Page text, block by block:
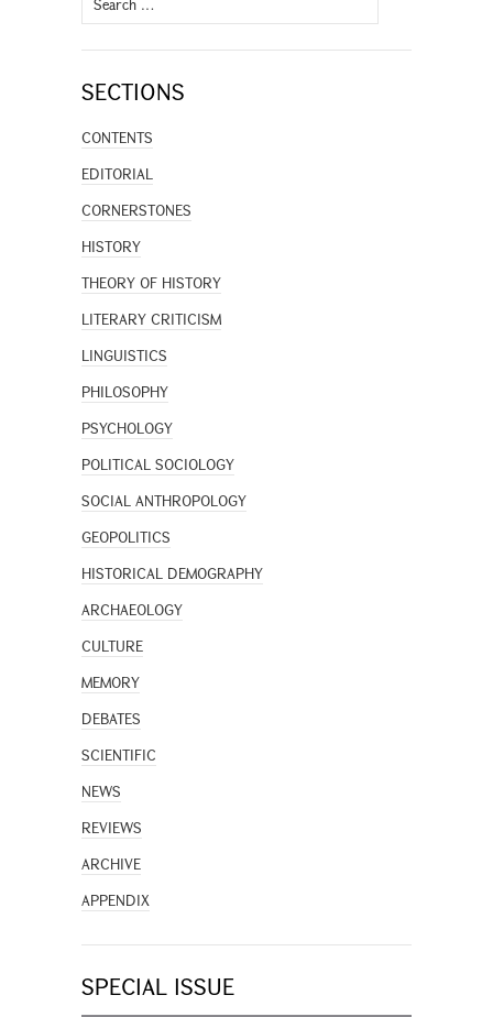
for:
SECTIONS
CONTENTS
EDITORIAL
CORNERSTONES
HISTORY
THEORY OF HISTORY
LITERARY CRITICISM
LINGUISTICS
PHILOSOPHY
PSYCHOLOGY
POLITICAL SOCIOLOGY
SOCIAL ANTHROPOLOGY
GEOPOLITICS
HISTORICAL DEMOGRAPHY
ARCHAEOLOGY
CULTURE
MEMORY
DEBATES
SCIENTIFIC
NEWS
REVIEWS
ARCHIVE
APPENDIX
SPECIAL ISSUE